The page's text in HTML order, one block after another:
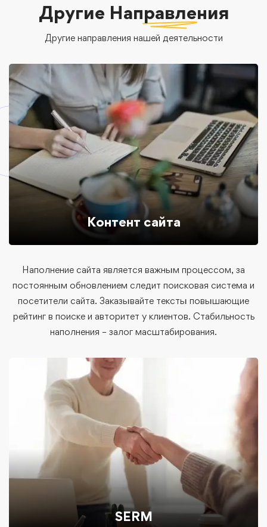
Другие Направления
Другие направления нашей деятельности
Контент сайта
Наполнение сайта является важным процессом, за
постоянным обновлением следит поисковая система и
посетители сайта. Заказывайте тексты повышающие
рейтинг в поиске и авторитет у клиентов. Стабильность
наполнения – залог масштабирования.
SERM